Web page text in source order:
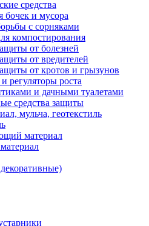
средства
бочек и мусора
с сорняками
компостирования
от болезней
от вредителей
от кротов и грызунов
регуляторы роста
и дачными туалетами
средства защиты
мульча, геотекстиль
материал